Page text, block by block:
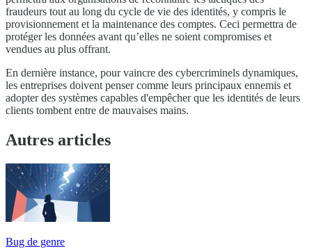
fraudeurs tout au long du cycle de vie des identités, y compris le
provisionnement et la maintenance des comptes. Ceci permettra de
protéger les données avant qu’elles ne soient compromises et
vendues au plus offrant.
En dernière instance, pour vaincre des cybercriminels dynamiques,
les entreprises doivent penser comme leurs principaux ennemis et
adopter des systèmes capables d'empêcher que les identités de leurs
clients tombent entre de mauvaises mains.
Autres articles
Bug de genre